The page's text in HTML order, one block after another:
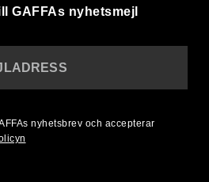
GAFFAs nyhetsmejl
nyhetsbrev och accepterar